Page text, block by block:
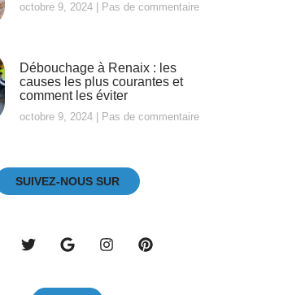
octobre 9, 2024 Pas de commentaire
Débouchage à Renaix : les
causes les plus courantes et
comment les éviter
octobre 9, 2024 Pas de commentaire
SUIVEZ-NOUS SUR